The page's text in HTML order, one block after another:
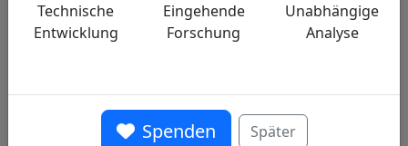
60/100
Pierbattista Pizzaballa
Technische
Entwicklung
Eingehende
Forschung
Unabhängige
Analyse
Spenden Später